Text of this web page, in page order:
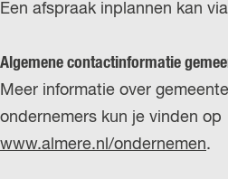
Een afspraak inplannen kan
Algemene contactinformatie
Meer informatie over
ondernemers kun je vinden op
www.almere.nl/ondernemen.